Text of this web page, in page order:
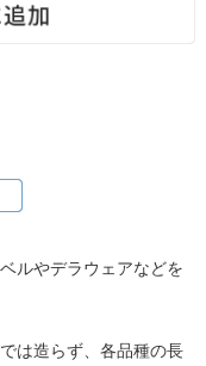
ルやデラウェアなどを
は造らず、各品種の長